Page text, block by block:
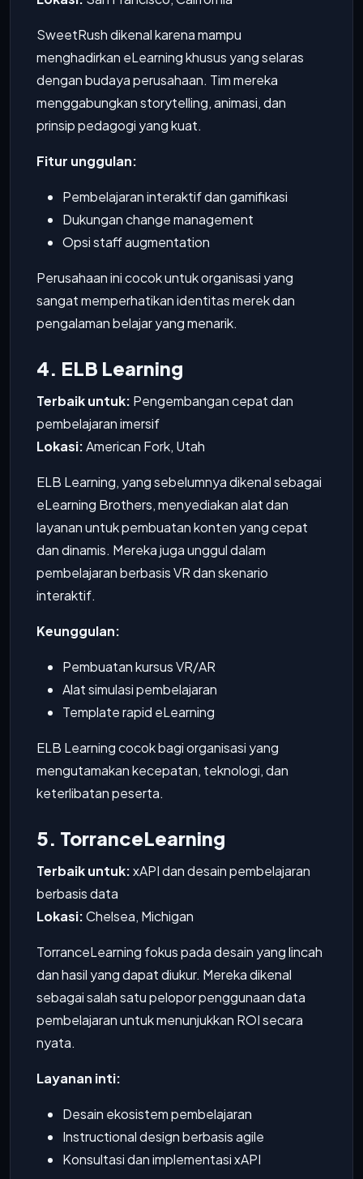
SweetRush dikenal karena mampu
menghadirkan eLearning khusus yang selaras
dengan budaya perusahaan. Tim mereka
menggabungkan storytelling, animasi, dan
prinsip pedagogi yang kuat.
Fitur unggulan:
Pembelajaran interaktif dan gamifikasi
Dukungan change management
Opsi staff augmentation
Perusahaan ini cocok untuk organisasi yang
sangat memperhatikan identitas merek dan
pengalaman belajar yang menarik.
4. ELB Learning
Terbaik untuk: Pengembangan cepat dan
pembelajaran imersif
Lokasi:American Fork, Utah
ELB Learning, yang sebelumnya dikenal sebagai
eLearning Brothers, menyediakan alat dan
layanan untuk pembuatan konten yang cepat
dan dinamis. Mereka juga unggul dalam
pembelajaran berbasis VR dan skenario
interaktif.
Keunggulan:
Pembuatan kursus VR/AR
Alat simulasi pembelajaran
Template rapid eLearning
ELB Learning cocok bagi organisasi yang
mengutamakan kecepatan, teknologi, dan
keterlibatan peserta.
5. TorranceLearning
Terbaik untuk:xAPI dan desain pembelajaran
berbasis data
Lokasi:Chelsea, Michigan
TorranceLearning fokus pada desain yang lincah
dan hasil yang dapat diukur. Mereka dikenal
sebagai salah satu pelopor penggunaan data
pembelajaran untuk menunjukkan ROI secara
nyata.
Layanan inti:
Desain ekosistem pembelajaran
Instructional design berbasis agile
Konsultasi dan implementasi xAPI